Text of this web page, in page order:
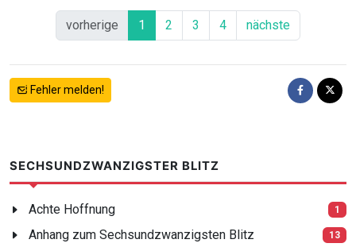
vorherige 1 2 3 4 nächste
Fehler melden!
SECHSUNDZWANZIGSTER BLITZ
Achte Hoffnung 1
Anhang zum Sechsundzwanzigsten Blitz 13